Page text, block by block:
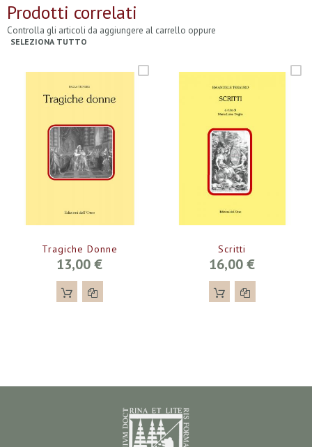
Prodotti correlati
Controlla gli articoli da aggiungere al carrello oppure
SELEZIONA TUTTO
Tragiche Donne
13,00 €
Scritti
16,00 €